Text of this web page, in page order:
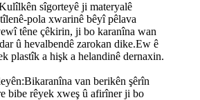
sîgorteyê ji materyalê
pola xwarinê bêyî pêlava
têne çêkirin, ji bo karanîna wan
û hevalbendê zarokan dike.Ew ê
plastîk a hişk a helandinê dernaxin.
Bikaranîna van berikên şêrîn
bibe rêyek xweş û afirîner ji bo